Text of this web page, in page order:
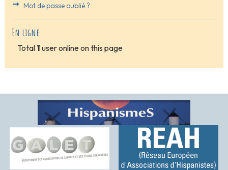
Mot de passe oublié ?
En ligne
Total 1 user online on this page